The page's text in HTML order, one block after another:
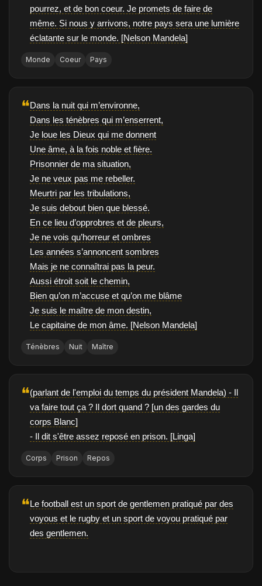
pourrez, et de bon coeur. Je promets de faire de
même. Si nous y arrivons, notre pays sera une lumière
éclatante sur le monde. [Nelson Mandela]
Monde Coeur Pays
❝Dans la nuit qui m’environne,
Dans les ténèbres qui m’enserrent,
Je loue les Dieux qui me donnent
Une âme, à la fois noble et fière.
Prisonnier de ma situation,
Je ne veux pas me rebeller.
Meurtri par les tribulations,
Je suis debout bien que blessé.
En ce lieu d’opprobres et de pleurs,
Je ne vois qu’horreur et ombres
Les années s’annoncent sombres
Mais je ne connaîtrai pas la peur.
Aussi étroit soit le chemin,
Bien qu’on m’accuse et qu’on me blâme
Je suis le maître de mon destin,
Le capitaine de mon âme. [Nelson Mandela]
Ténèbres Nuit Maître
❝(parlant de l'emploi du temps du président Mandela) - Il
va faire tout ça ? Il dort quand ? [un des gardes du
corps Blanc]
- Il dit s'être assez reposé en prison. [Linga]
Corps Prison Repos
❝Le football est un sport de gentlemen pratiqué par des
voyous et le rugby et un sport de voyou pratiqué par
des gentlemen.